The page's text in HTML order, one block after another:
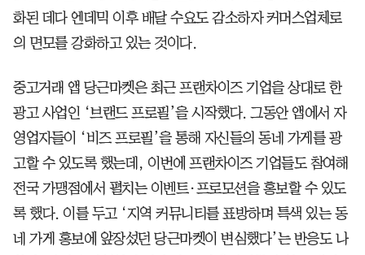
화된 데다 엔데믹 이후 배달 수요도 감소하자 커머스업체로
의 면모를 강화하고 있는 것이다.
중고거래 앱 당근마켓은 최근 프랜차이즈 기업을 상대로 한
광고 사업인 ‘브랜드 프로필’을 시작했다. 그동안 앱에서 자
영업자들이 ‘비즈 프로필’을 통해 자신들의 동네 가게를 광
고할 수 있도록 했는데, 이번에 프랜차이즈 기업들도 참여해
전국 가맹점에서 펼치는 이벤트·프로모션을 홍보할 수 있도
록 했다. 이를 두고 ‘지역 커뮤니티를 표방하며 특색 있는 동
네 가게 홍보에 앞장섰던 당근마켓이 변심했다’는 반응도 나